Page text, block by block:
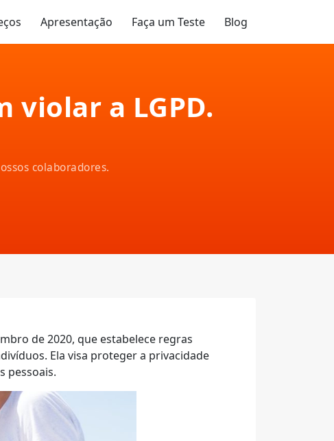
Apresentação Faça um Teste Blog
violar a LGPD.
colaboradores.
de 2020, que estabelece regras
Ela visa proteger a privacidade
pessoais.